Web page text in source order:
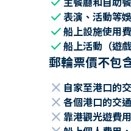
check表演、活動等
check船上設施使用
check船上活動（遊
郵輪票價不包
close 自家至港口的
close 各個港口的交
close 靠港觀光遊費用